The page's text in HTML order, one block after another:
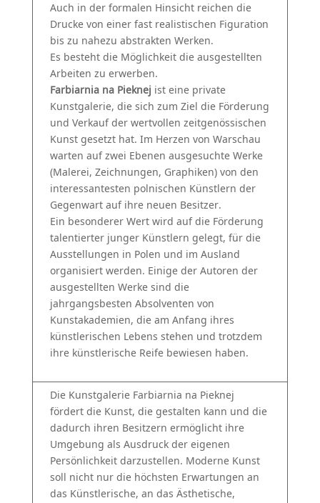
Auch in der formalen Hinsicht reichen die
Drucke von einer fast realistischen Figuration
bis zu nahezu abstrakten Werken.
Es besteht die Möglichkeit die ausgestellten
Arbeiten zu erwerben.
Farbiarnia na Pieknej ist eine private
Kunstgalerie, die sich zum Ziel die Förderung
und Verkauf der wertvollen zeitgenössischen
Kunst gesetzt hat. Im Herzen von Warschau
warten auf zwei Ebenen ausgesuchte Werke
(Malerei, Zeichnungen, Graphiken) von den
interessantesten polnischen Künstlern der
Gegenwart auf ihre neuen Besitzer.
Ein besonderer Wert wird auf die Förderung
talentierter junger Künstlern gelegt, für die
Ausstellungen in Polen und im Ausland
organisiert werden. Einige der Autoren der
ausgestellten Werke sind die
jahrgangsbesten Absolventen von
Kunstakademien, die am Anfang ihres
künstlerischen Lebens stehen und trotzdem
ihre künstlerische Reife bewiesen haben.
Die Kunstgalerie Farbiarnia na Pieknej
fördert die Kunst, die gestalten kann und die
dadurch ihren Besitzern ermöglicht ihre
Umgebung als Ausdruck der eigenen
Persönlichkeit darzustellen. Moderne Kunst
soll nicht nur die höchsten Erwartungen an
das Künstlerische, an das Ästhetische,